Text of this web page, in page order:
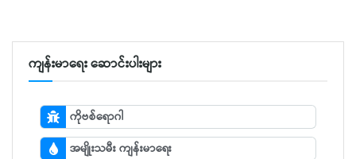
ကျန်းမာရေး ဆောင်းပါးများ
ကိုဗစ်ရောဂါ
အမျိုးသမီး ကျန်းမာရေး